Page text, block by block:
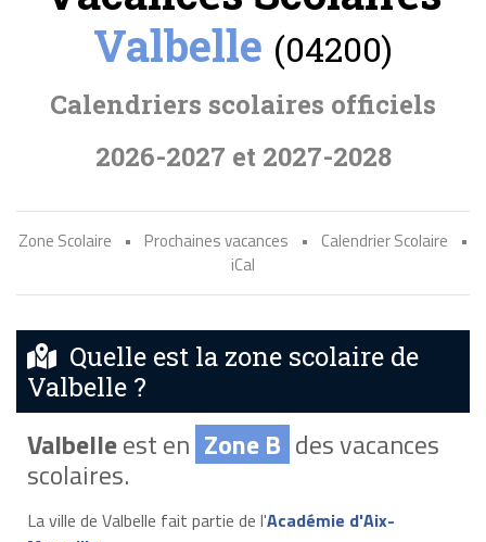
Valbelle (04200)
Calendriers scolaires officiels
2026-2027 et 2027-2028
Zone Scolaire • Prochaines vacances • Calendrier Scolaire
•
iCal
Quelle est la zone scolaire de
Valbelle ?
Valbelleest en Zone B des vacances
scolaires.
La ville de Valbelle fait partie de l'Académie d'Aix-